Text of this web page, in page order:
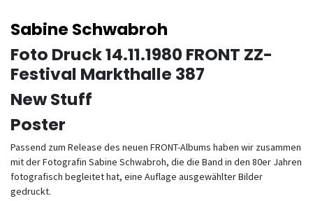
Sabine Schwabroh
Foto Druck 14.11.1980 FRONT ZZ-
Festival Markthalle 387
New Stuff
Poster
Passend zum Release des neuen FRONT-Albums haben wir zusammen
mit der Fotografin Sabine Schwabroh, die die Band in den 80er Jahren
fotografisch begleitet hat, eine Auflage ausgewählter Bilder
gedruckt.